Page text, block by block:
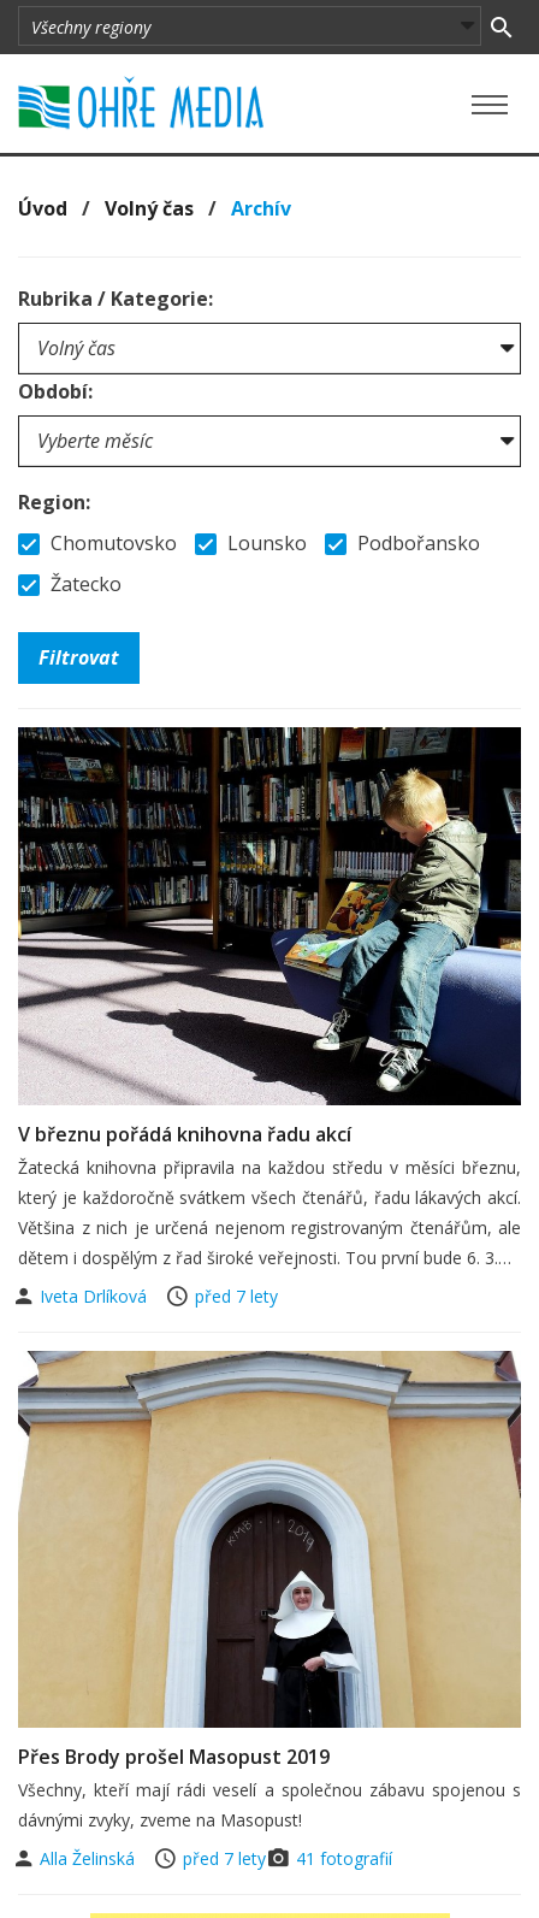
Úvod / Volný čas / Archív
Rubrika / Kategorie:
Období:
Region:
Chomutovsko
Lounsko
Podbořansko
Žatecko
V březnu pořádá knihovna řadu akcí
Žatecká knihovna připravila na každou středu v měsíci březnu,
který je každoročně svátkem všech čtenářů, řadu lákavých akcí.
Většina z nich je určená nejenom registrovaným čtenářům, ale
dětem i dospělým z řad široké veřejnosti. Tou první bude 6. 3.…
Iveta Drlíková
před 7 lety
Přes Brody prošel Masopust 2019
Všechny, kteří mají rádi veselí a společnou zábavu spojenou s
dávnými zvyky, zveme na Masopust!
Alla Želinská
před 7 lety 41 fotografií